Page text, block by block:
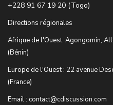
+228 91 67 19 20 (Togo)
Directions régionales
Afrique de l'Ouest: Agongomin,
(Bénin)
Europe de l'Ouest : 22 avenue
(France)
Email : contact@cdiscussion.com